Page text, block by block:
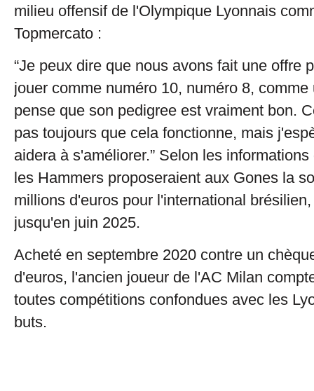
milieu offensif de l'Olympique Lyonnais
Topmercato :
“Je peux dire que nous avons fait une offre
jouer comme numéro 10, numéro 8, comme
pense que son pedigree est vraiment bon.
pas toujours que cela fonctionne, mais
aidera à s'améliorer.” Selon les
les Hammers proposeraient aux Gones la
millions d'euros pour l'international
jusqu'en juin 2025.
Acheté en septembre 2020 contre un
d'euros, l'ancien joueur de l'AC Milan
toutes compétitions confondues avec les
buts.